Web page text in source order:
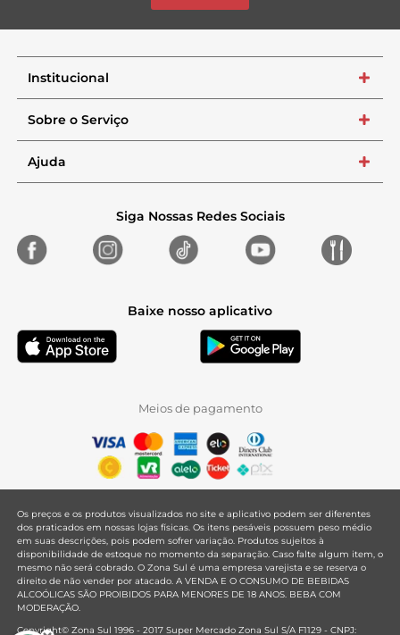
Institucional +
Sobre o Serviço +
Ajuda +
Siga Nossas Redes Sociais
Baixe nosso aplicativo
Meios de pagamento
Os preços e os produtos visualizados no site e aplicativo podem ser diferentes
dos praticados em nossas lojas físicas. Os itens pesáveis possuem peso médio
em suas descrições, pois podem sofrer variação. Produtos sujeitos à
disponibilidade de estoque no momento da separação. Caso falte algum item, o
mesmo não será cobrado. O Zona Sul é uma empresa varejista e se reserva o
direito de não vender por atacado. A VENDA E O CONSUMO DE BEBIDAS
ALCOÓLICAS SÃO PROIBIDOS PARA MENORES DE 18 ANOS. BEBA COM
MODERAÇÃO.
Copyright© Zona Sul 1996 - 2017 Super Mercado Zona Sul S/A F1129 - CNPJ: